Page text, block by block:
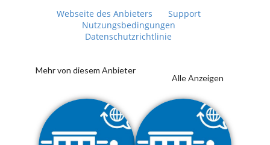
Webseite des Anbieters
Support
Nutzungsbedingungen
Datenschutzrichtlinie
Mehr von diesem Anbieter
Alle Anzeigen